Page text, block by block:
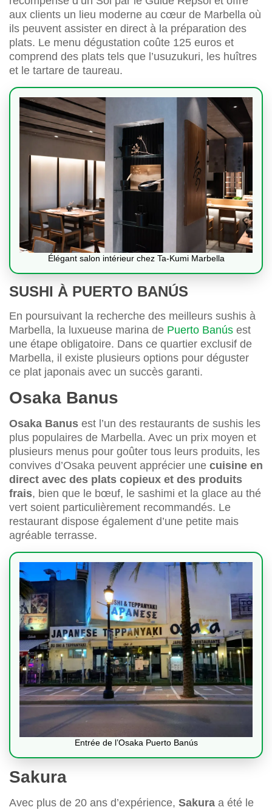
aux clients un lieu moderne au cœur de Marbella où
ils peuvent assister en direct à la préparation des
plats. Le menu dégustation coûte 125 euros et
comprend des plats tels que l’usuzukuri, les huîtres
et le tartare de taureau.
Élégant salon intérieur chez Ta-Kumi Marbella
SUSHI À PUERTO BANÚS
En poursuivant la recherche des meilleurs sushis à
Marbella, la luxueuse marina de Puerto Banús est
une étape obligatoire. Dans ce quartier exclusif de
Marbella, il existe plusieurs options pour déguster
ce plat japonais avec un succès garanti.
Osaka Banus
Osaka Banus est l’un des restaurants de sushis les
plus populaires de Marbella. Avec un prix moyen et
plusieurs menus pour goûter tous leurs produits, les
convives d’Osaka peuvent apprécier une cuisine en
direct avec des plats copieux et des produits
frais, bien que le bœuf, le sashimi et la glace au thé
vert soient particulièrement recommandés. Le
restaurant dispose également d’une petite mais
agréable terrasse.
Entrée de l’Osaka Puerto Banús
Sakura
Avec plus de 20 ans d’expérience, Sakura a été le